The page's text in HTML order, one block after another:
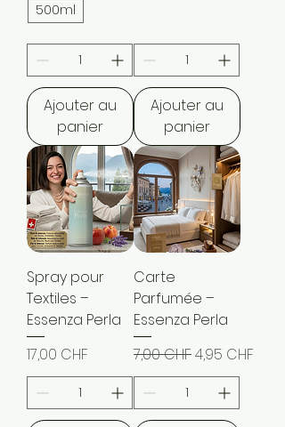
500ml
Ajouter au
panier
Ajouter au
panier
Spray pour
Textiles –
Essenza Perla
Prix
17,00 CHF
Carte
Parfumée –
Essenza Perla
Prix original
7,00 CHFPrix
4,95 CHF